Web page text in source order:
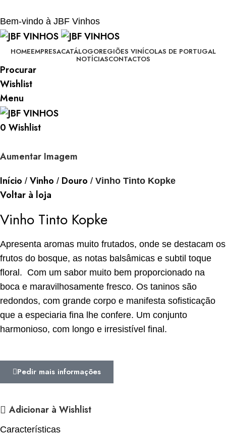
Bem-vindo à JBF Vinhos
HOMEEMPRESACATÁLOGOREGIÕES VINÍCOLAS DE PORTUGAL
NOTÍCIASCONTACTOS
Procurar
Wishlist
Menu
0 Wishlist
Aumentar Imagem
Início
Vinho Douro Vinho Tinto Kopke
Voltar à loja
Vinho Tinto Kopke
Apresenta aromas muito frutados, onde se destacam os
frutos do bosque, as notas balsâmicas e subtil toque
floral. Com um sabor muito bem proporcionado na
boca e maravilhosamente fresco. Os taninos são
redondos, com grande corpo e manifesta sofisticação
que a especiaria fina lhe confere. Um conjunto
harmonioso, com longo e irresistível final.
Pedir mais informações
Adicionar à Wishlist
Características